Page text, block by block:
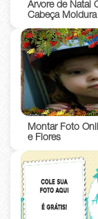
Árvore de Natal
Cabeça Moldura
Montar Foto
e Flores